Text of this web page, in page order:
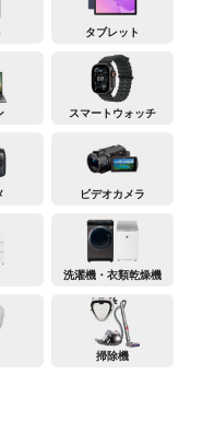
タブレット
スマートウォッチ
ビデオカメラ
洗濯機・衣類乾燥機
掃除機